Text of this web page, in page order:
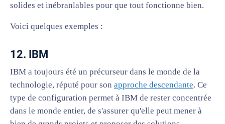
solides et inébranlables pour que tout fonctionne bien.
Voici quelques exemples :
12. IBM
IBM a toujours été un précurseur dans le monde de la
technologie, réputé pour son approche descendante. Ce
type de configuration permet à IBM de rester concentrée
dans le monde entier, de s'assurer qu'elle peut mener à